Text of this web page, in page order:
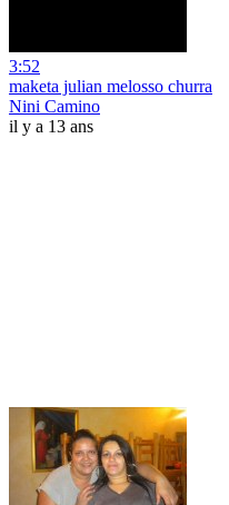
3:52
maketa julian melosso churra
Nini Camino
il y a 13 ans